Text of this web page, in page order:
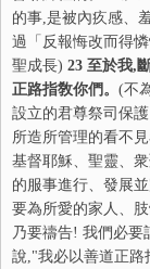
的事,是被內疚感、
過「反報悔改而得
聖成長) 23 至於我,
正路指敎你們。 (不
設立的君尊祭司保
所造所管理的看不
基督耶穌、聖靈、
的服事進行、發展
要為所愛的家人、
乃要禱告! 我們必要
說,"我必以善道正路